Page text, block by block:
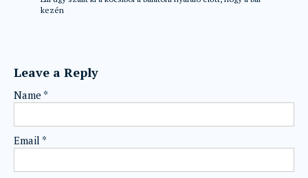
kezén
Leave a Reply
Name *
Email *